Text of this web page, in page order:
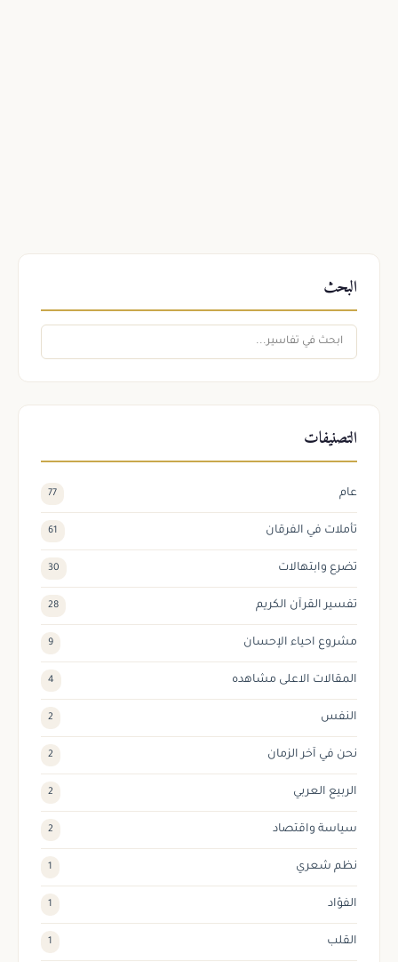
البحث
التصنيفات
عام 77
تأملات في الفرقان 61
تضرع وابتهالات 30
تفسير القرآن الكريم 28
مشروع احياء الإحسان 9
المقالات الاعلى مشاهده 4
النفس 2
نحن في آخر الزمان 2
الربيع العربي 2
سياسة واقتصاد 2
نظم شعري 1
الفؤاد 1
القلب 1